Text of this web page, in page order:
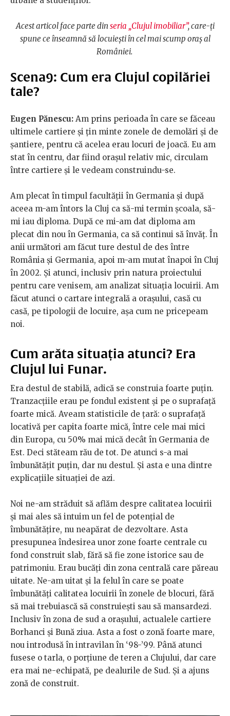
Acest articol face parte din seria „Clujul imobiliar”, care-ți
spune ce înseamnă să locuiești în cel mai scump oraș al
României.
Scena9: Cum era Clujul copilăriei
tale?
Eugen Pănescu: Am prins perioada în care se făceau
ultimele cartiere și țin minte zonele de demolări și de
șantiere, pentru că acelea erau locuri de joacă. Eu am
stat în centru, dar fiind orașul relativ mic, circulam
între cartiere și le vedeam construindu-se.
Am plecat în timpul facultății în Germania și după
aceea m-am întors la Cluj ca să-mi termin școala, să-
mi iau diploma. După ce mi-am dat diploma am
plecat din nou în Germania, ca să continui să învăț. În
anii următori am făcut ture destul de des între
România și Germania, apoi m-am mutat înapoi în Cluj
în 2002. Și atunci, inclusiv prin natura proiectului
pentru care venisem, am analizat situația locuirii. Am
făcut atunci o cartare integrală a orașului, casă cu
casă, pe tipologii de locuire, așa cum ne pricepeam
noi.
Cum arăta situația atunci? Era
Clujul lui Funar.
Era destul de stabilă, adică se construia foarte puțin.
Tranzacțiile erau pe fondul existent și pe o suprafață
foarte mică. Aveam statisticile de țară: o suprafață
locativă per capita foarte mică, între cele mai mici
din Europa, cu 50% mai mică decât în Germania de
Est. Deci stăteam rău de tot. De atunci s-a mai
îmbunătățit puțin, dar nu destul. Și asta e una dintre
explicațiile situației de azi.
Noi ne-am străduit să aflăm despre calitatea locuirii
și mai ales să intuim un fel de potențial de
îmbunătățire, nu neapărat de dezvoltare. Asta
presupunea îndesirea unor zone foarte centrale cu
fond construit slab, fără să fie zone istorice sau de
patrimoniu. Erau bucăți din zona centrală care păreau
uitate. Ne-am uitat și la felul în care se poate
îmbunătăți calitatea locuirii în zonele de blocuri, fără
să mai trebuiască să construiești sau să mansardezi.
Inclusiv în zona de sud a orașului, actualele cartiere
Borhanci și Bună ziua. Asta a fost o zonă foarte mare,
nou introdusă în intravilan în ‘98-’99. Până atunci
fusese o tarla, o porțiune de teren a Clujului, dar care
era mai ne-echipată, pe dealurile de Sud. Și a ajuns
zonă de construit.